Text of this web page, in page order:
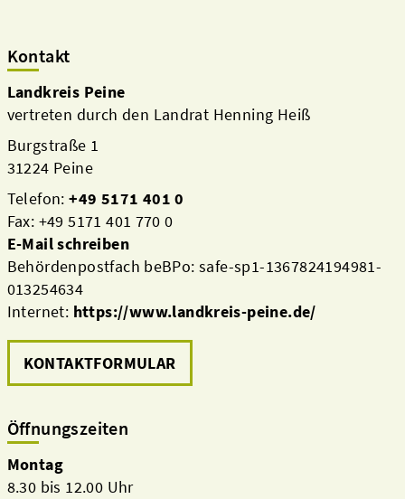
Aktuelles
Kontakt
Landkreis Peine
vertreten durch den Landrat Henning Heiß
Burgstraße 1
31224 Peine
Telefon:+49 5171 401 0
Fax: +49 5171 401 770 0
E-Mail schreiben
Behördenpostfach beBPo: safe-sp1-1367824194981-
013254634
Internet: https://www.landkreis-peine.de/
KONTAKTFORMULAR
Öffnungszeiten
Montag
8.30 bis 12.00 Uhr